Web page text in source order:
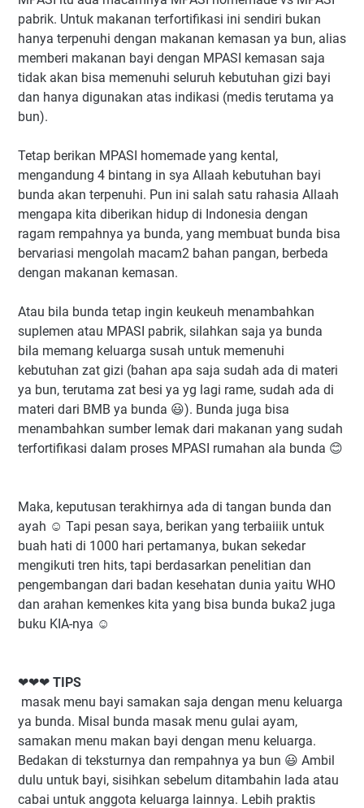
pabrik. Untuk makanan terfortifikasi ini sendiri bukan
hanya terpenuhi dengan makanan kemasan ya bun, alias
memberi makanan bayi dengan MPASI kemasan saja
tidak akan bisa memenuhi seluruh kebutuhan gizi bayi
dan hanya digunakan atas indikasi (medis terutama ya
bun).
Tetap berikan MPASI homemade yang kental,
mengandung 4 bintang in sya Allaah kebutuhan bayi
bunda akan terpenuhi. Pun ini salah satu rahasia Allaah
mengapa kita diberikan hidup di Indonesia dengan
ragam rempahnya ya bunda, yang membuat bunda bisa
bervariasi mengolah macam2 bahan pangan, berbeda
dengan makanan kemasan.
Atau bila bunda tetap ingin keukeuh menambahkan
suplemen atau MPASI pabrik, silahkan saja ya bunda
bila memang keluarga susah untuk memenuhi
kebutuhan zat gizi (bahan apa saja sudah ada di materi
ya bun, terutama zat besi ya yg lagi rame, sudah ada di
materi dari BMB ya bunda 😃). Bunda juga bisa
menambahkan sumber lemak dari makanan yang sudah
terfortifikasi dalam proses MPASI rumahan ala bunda 😊
Maka, keputusan terakhirnya ada di tangan bunda dan
ayah ☺ Tapi pesan saya, berikan yang terbaiiik untuk
buah hati di 1000 hari pertamanya, bukan sekedar
mengikuti tren hits, tapi berdasarkan penelitian dan
pengembangan dari badan kesehatan dunia yaitu WHO
dan arahan kemenkes kita yang bisa bunda buka2 juga
buku KIA-nya ☺
❤❤❤ TIPS
masak menu bayi samakan saja dengan menu keluarga
ya bunda. Misal bunda masak menu gulai ayam,
samakan menu makan bayi dengan menu keluarga.
Bedakan di teksturnya dan rempahnya ya bun 😃 Ambil
dulu untuk bayi, sisihkan sebelum ditambahin lada atau
cabai untuk anggota keluarga lainnya. Lebih praktis